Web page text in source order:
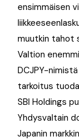
ensimmäisen
muutkin tahot
Valtion
DCJPY-
tarkoitus
SBI Holdings
Yhdysvaltain
Japanin